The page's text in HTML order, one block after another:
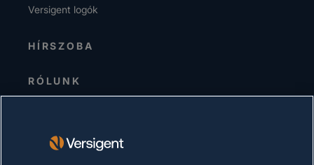
Versigent logók
HÍRSZOBA
RÓLUNK
Senior Vezetőség
Beszállítók